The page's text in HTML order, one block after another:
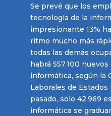
Se prevé que los
tecnología de la
impresionante 13%
ritmo mucho más
todas las demás
habrá 557.100
informática, según la
Laborales de Estados
pasado, solo 42.969
informática se